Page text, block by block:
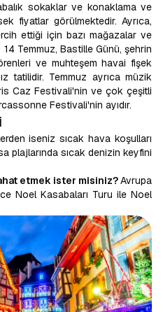
sokaklar ve konaklama ve
fiyatlar görülmektedir. Ayrıca,
ettiği için bazı mağazalar ve
Temmuz, Bastille Günü, şehrin
ve muhteşem havai fişek
tatilidir. Temmuz ayrıca müzik
Caz Festivali'nin ve çok çeşitli
Festivali'nin ayıdır.
iseniz sıcak hava koşulları
plajlarında sıcak denizin keyfini
etmek ister misiniz?Avrupa
Noel Kasabaları Turu ile Noel